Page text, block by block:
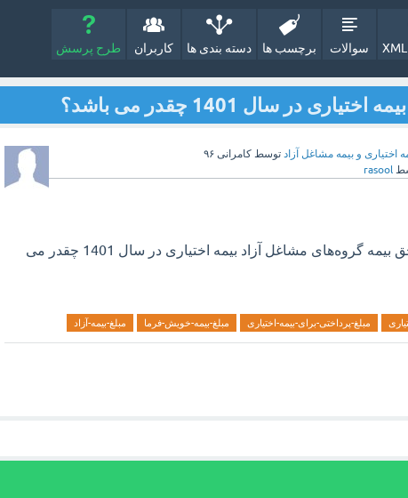
سوالات برچسب ها دسته بندی ها کاربران طرح پرسش
در سال 1401 چقدر می باشد؟
اختیاری و بیمه مشاغل آزاد توسط کامرانی ۹۶
rasool
شرایط و مبلغ پرداخت حق بیمه گروه‌های مشاغل آزاد بیمه اختیاری در سال 1401 چقدر می
مبلغ-پرداختی-برای-بیمه-اختیاری مبلغ-بیمه-خویش-فرما مبلغ-بیمه-آزاد